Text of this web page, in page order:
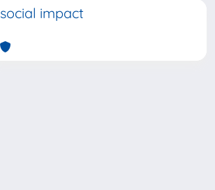
social impact